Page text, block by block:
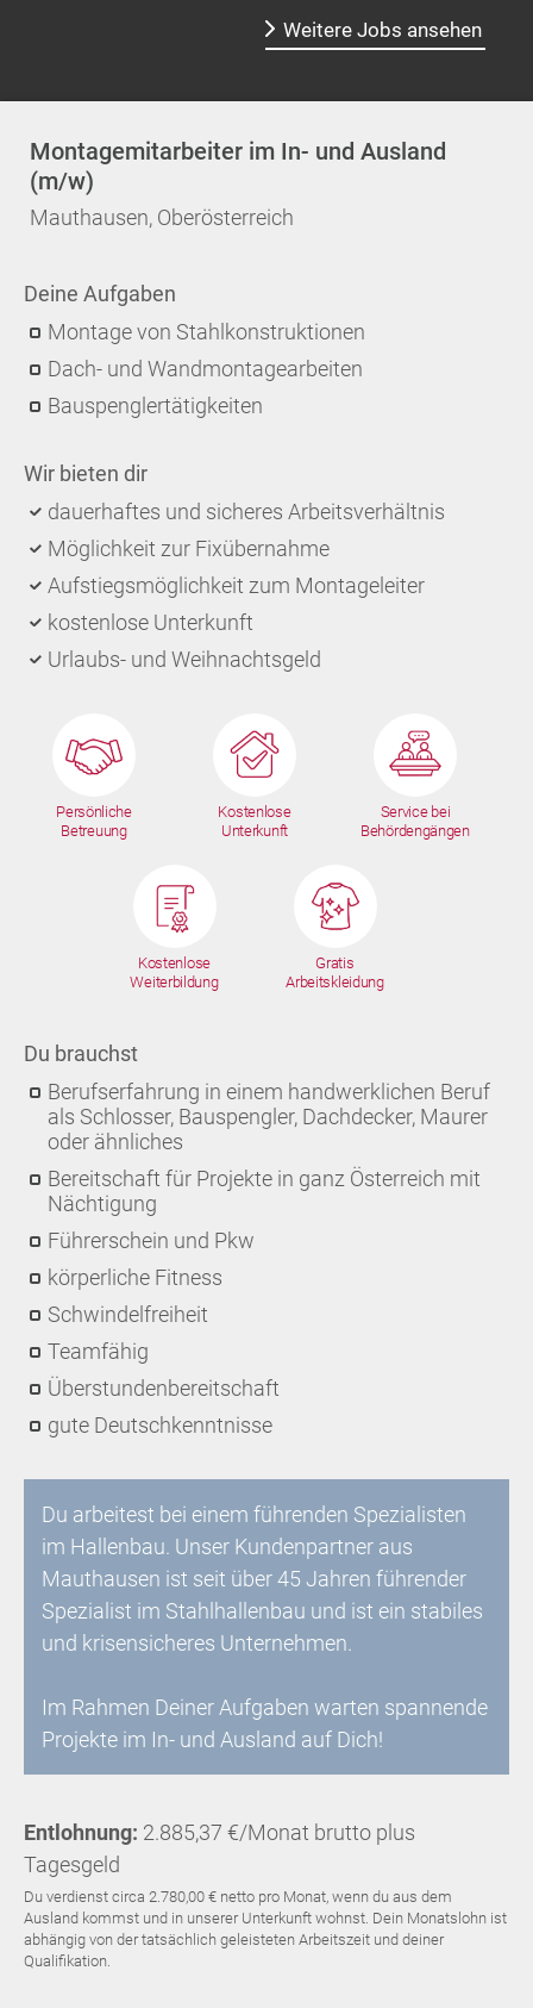
Weitere Jobs ansehen
Montagemitarbeiter im In- und Ausland
(m/w)
Mauthausen, Oberösterreich
Deine Aufgaben
Montage von Stahlkonstruktionen
Dach- und Wandmontagearbeiten
Bauspenglertätigkeiten
Wir bieten dir
dauerhaftes und sicheres Arbeitsverhältnis
Möglichkeit zur Fixübernahme
Aufstiegsmöglichkeit zum Montageleiter
kostenlose Unterkunft
Urlaubs- und Weihnachtsgeld
Persönliche
Betreuung
Kostenlose
Unterkunft
Service bei
Behördengängen
Kostenlose
Weiterbildung
Gratis
Arbeitskleidung
Du brauchst
Berufserfahrung in einem handwerklichen Beruf
als Schlosser, Bauspengler, Dachdecker, Maurer
oder ähnliches
Bereitschaft für Projekte in ganz Österreich mit
Nächtigung
Führerschein und Pkw
körperliche Fitness
Schwindelfreiheit
Teamfähig
Überstundenbereitschaft
gute Deutschkenntnisse
Du arbeitest bei einem führenden Spezialisten
im Hallenbau. Unser Kundenpartner aus
Mauthausen ist seit über 45 Jahren führender
Spezialist im Stahlhallenbau und ist ein stabiles
und krisensicheres Unternehmen.
Im Rahmen Deiner Aufgaben warten spannende
Projekte im In- und Ausland auf Dich!
Entlohnung: 2.885,37 €/Monat brutto plus
Tagesgeld
Du verdienst circa 2.780,00 € netto pro Monat, wenn du aus dem
Ausland kommst und in unserer Unterkunft wohnst. Dein Monatslohn ist
abhängig von der tatsächlich geleisteten Arbeitszeit und deiner
Qualifikation.